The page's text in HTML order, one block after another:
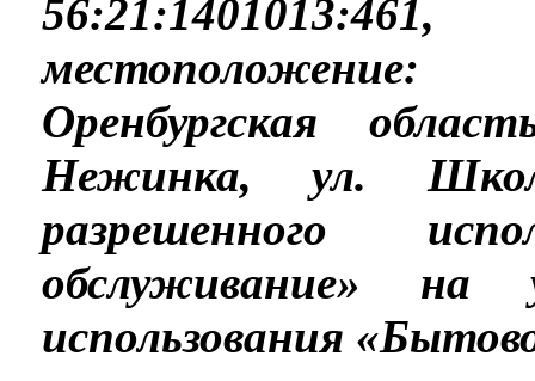
местоположение:
Оренбургская
Нежинка, ул.
разрешенного
обслуживание» на
использования